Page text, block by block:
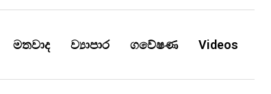
මතවාද ව්‍යාපාර ගවේෂණ Videos